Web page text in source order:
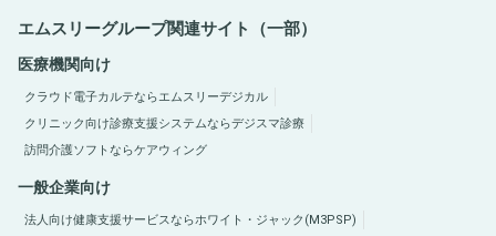
エムスリーグループ関連サイト（一部）
医療機関向け
クラウド電子カルテならエムスリーデジカル
クリニック向け診療支援システムならデジスマ診療
訪問介護ソフトならケアウィング
一般企業向け
法人向け健康支援サービスならホワイト・ジャック(M3PSP)